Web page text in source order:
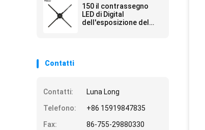
150 il contrassegno
LED di Digital
dell'esposizione del
Contatti
Contatti:
Luna Long
Telefono:
+86 15919847835
Fax:
86-755-29880330